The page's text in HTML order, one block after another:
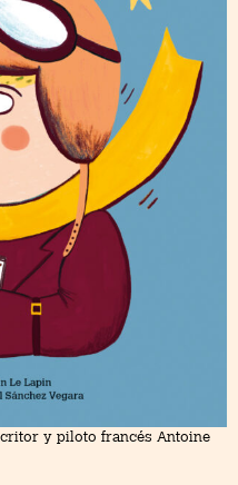
y piloto francés Antoine